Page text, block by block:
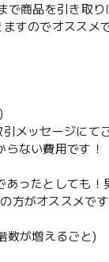
で商品を引き取り
すのでオススメ
メッセージにて
ない費用です！
あったとしても
方がオススメで
数が増えるごと)